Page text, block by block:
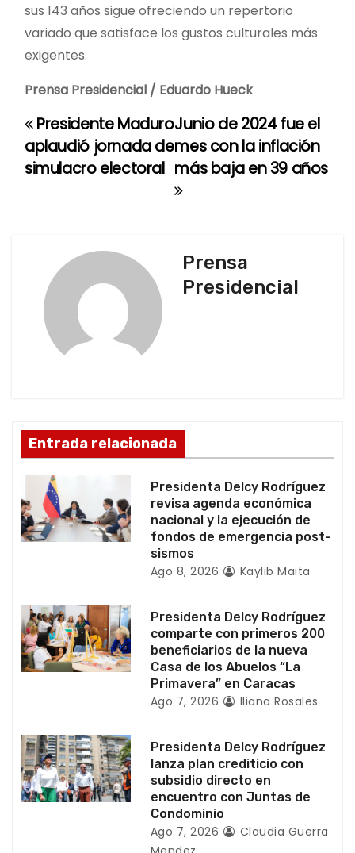
sus 143 años sigue ofreciendo un repertorio
variado que satisface los gustos culturales más
exigentes.
Prensa Presidencial / Eduardo Hueck
N
a
n
d
e
e
t
r
a
a
s
Junio de 2024 fue el
mes con la inflación
más baja en 39 años
Presidente Maduro
aplaudió jornada de
simulacro electoral
Prensa
Presidencial
Entrada relacionada
Presidenta Delcy Rodríguez
revisa agenda económica
nacional y la ejecución de
fondos de emergencia post-
sismos
Ago 8, 2026 Kaylib Maita
Presidenta Delcy Rodríguez
comparte con primeros 200
beneficiarios de la nueva
Casa de los Abuelos “La
Primavera” en Caracas
Ago 7, 2026 Iliana Rosales
Presidenta Delcy Rodríguez
lanza plan crediticio con
subsidio directo en
encuentro con Juntas de
Condominio
Ago 7, 2026
Claudia Guerra